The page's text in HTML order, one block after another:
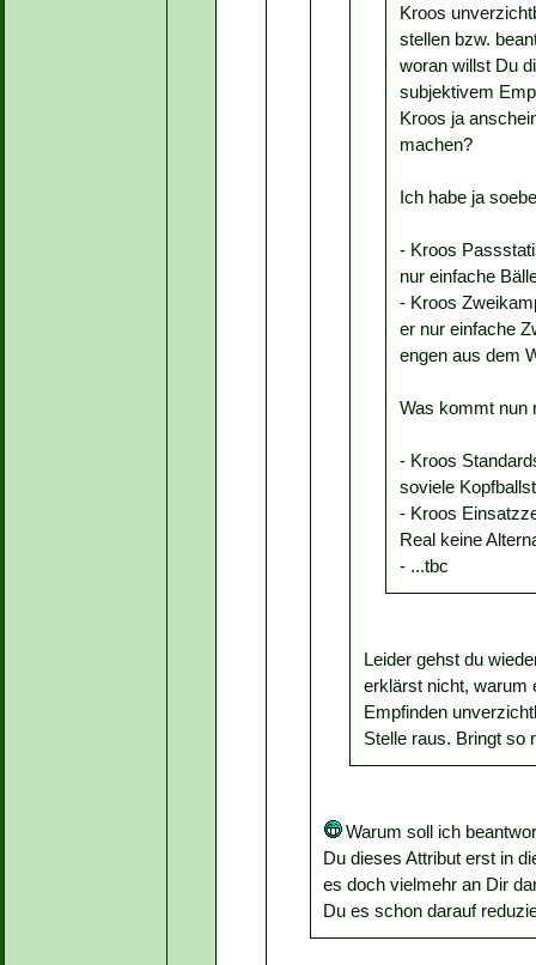
Kroos
stellen bzw.
woran willst Du
subjektivem
Kroos ja
machen?
Ich habe ja
- Kroos
nur einfache
- Kroos
er nur einfache
engen aus dem
Was kommt nun
- Kroos
soviele
- Kroos
Real keine
- ...tbc
Leider gehst du
erklärst nicht, warum
Empfinden
Stelle raus. Bringt so
Warum soll ich
Du dieses Attribut erst in
es doch vielmehr an Dir
Du es schon darauf